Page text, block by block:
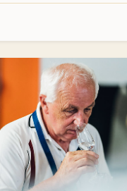
– Parte 5 – Svelare